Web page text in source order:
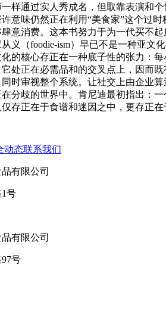
样通过实人秀成名，但取靠表演和
意味仍然正在利用“美食家”这个过
意消费。这本书努力于为一代买不
义（foodie-ism）早已不是一种亚
的核心存正在一种底子性的张力：
处正在必需品和的交叉点上，因而
时审视整个系统。让社交上由企业
分歧的世界中。肯尼迪最初指出：
存正在于食谱和迷因之中，更存正
动态联系我们
有限公司
号
有限公司
号